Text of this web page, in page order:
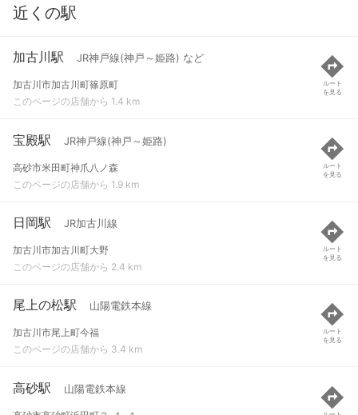
近くの駅
加古川駅 JR神戸線(神戸～姫路) など
加古川市加古川町篠原町
このページの店舗から 1.4 km
ルート
を見る
宝殿駅 JR神戸線(神戸～姫路)
高砂市米田町神爪八ノ森
このページの店舗から 1.9 km
ルート
を見る
日岡駅 JR加古川線
加古川市加古川町大野
このページの店舗から 2.4 km
ルート
を見る
尾上の松駅 山陽電鉄本線
加古川市尾上町今福
このページの店舗から 3.4 km
ルート
を見る
高砂駅 山陽電鉄本線